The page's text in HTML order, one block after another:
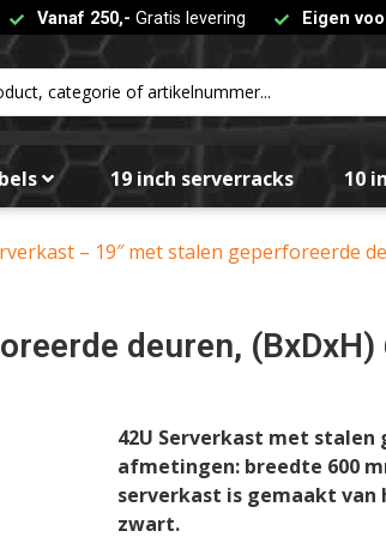
Vanaf 250,- Gratis levering Eigen
19 inch serverracks 10
– 19″ met stalen geperforeerde
deuren,
42U Serverkast met stalen
afmetingen: breedte 600
serverkast is gemaakt
zwart.